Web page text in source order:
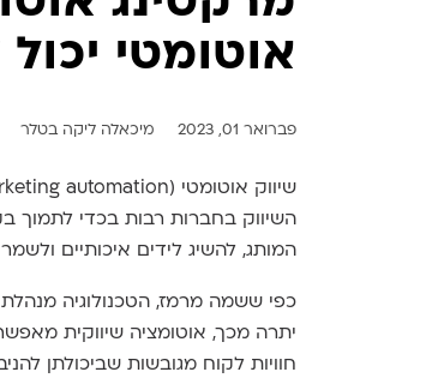
אוטומטי
פברואר 01, 2023 מיכאלה ליקה בטלר
השיווק בחברות רבות בכדי לתמוך
המותג, להשיג לידים איכותיים
כפי ששמה מרמז, הטכנולוגיה
יתרה מכך, אוטומציה שיווקית
חוויות לקוח מגובשות שביכולתן